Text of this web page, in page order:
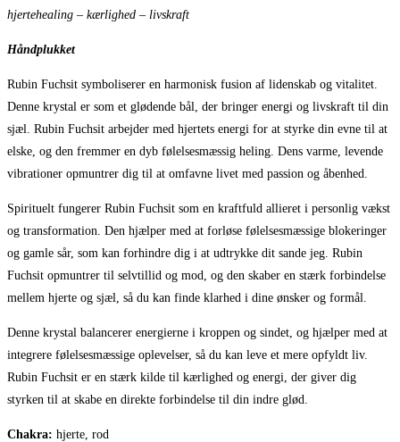
hjertehealing – kærlighed – livskraft
Håndplukket
Rubin Fuchsit symboliserer en harmonisk fusion af lidenskab og vitalitet.
Denne krystal er som et glødende bål, der bringer energi og livskraft til din
sjæl. Rubin Fuchsit arbejder med hjertets energi for at styrke din evne til at
elske, og den fremmer en dyb følelsesmæssig heling. Dens varme, levende
vibrationer opmuntrer dig til at omfavne livet med passion og åbenhed.
Spirituelt fungerer Rubin Fuchsit som en kraftfuld allieret i personlig vækst
og transformation. Den hjælper med at forløse følelsesmæssige blokeringer
og gamle sår, som kan forhindre dig i at udtrykke dit sande jeg. Rubin
Fuchsit opmuntrer til selvtillid og mod, og den skaber en stærk forbindelse
mellem hjerte og sjæl, så du kan finde klarhed i dine ønsker og formål.
Denne krystal balancerer energierne i kroppen og sindet, og hjælper med at
integrere følelsesmæssige oplevelser, så du kan leve et mere opfyldt liv.
Rubin Fuchsit er en stærk kilde til kærlighed og energi, der giver dig
styrken til at skabe en direkte forbindelse til din indre glød.
Chakra: hjerte, rod